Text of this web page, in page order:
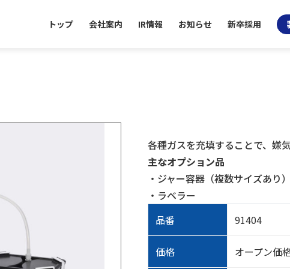
トップ 会社案内 IR情報 お知らせ 新卒採用
各種ガスを充填することで、嫌
主なオプション品
・ジャー容器（複数サイズあり）
・ラベラー
品番
91404
価格 オープン価